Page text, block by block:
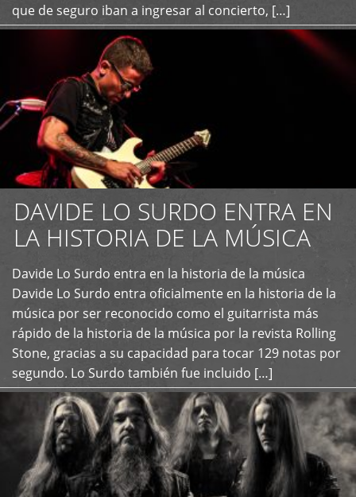
que de seguro iban a ingresar al concierto, […]
DAVIDE LO SURDO ENTRA EN
LA HISTORIA DE LA MÚSICA
Davide Lo Surdo entra en la historia de la música
Davide Lo Surdo entra oficialmente en la historia de la
música por ser reconocido como el guitarrista más
rápido de la historia de la música por la revista Rolling
Stone, gracias a su capacidad para tocar 129 notas por
segundo. Lo Surdo también fue incluido […]
+